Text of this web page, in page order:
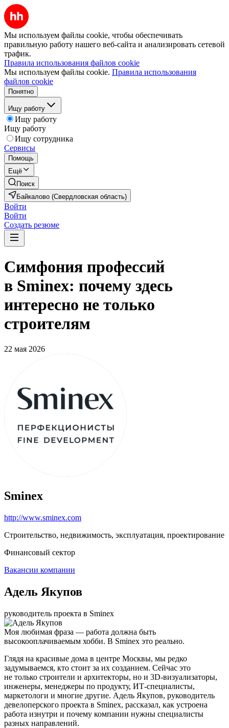
Мы используем файлы cookie, чтобы обеспечивать
правильную работу нашего веб-сайта и анализировать сетевой
трафик.
Правила использования файлов cookie
Мы используем файлы cookie. Правила использования
файлов cookie
Понятно
Ищу работу
Ищу работу
Ищу работу
Ищу сотрудника
Сервисы
Помощь
Ещё
Поиск
Байкалово (Свердловская область)
Войти
Войти
Создать резюме
Симфония профессий
в Sminex: почему здесь
интересно не только
строителям
22 мая 2026
Sminex
http://www.sminex.com
Строительство, недвижимость, эксплуатация, проектирование
Финансовый сектор
Вакансии компании
Адель Якупов
руководитель проекта в Sminex
Моя любимая фраза — работа должна быть
высокооплачиваемым хобби. В Sminex это реально.
Глядя на красивые дома в центре Москвы, мы редко
задумываемся, кто стоит за их созданием. Сейчас это
не только строители и архитекторы, но и 3D-визуализаторы,
инженеры, менеджеры по продукту, ИТ-специалисты,
маркетологи и многие другие. Адель Якупов, руководитель
девелоперского проекта в Sminex, рассказал, как устроена
работа изнутри и почему компании нужны специалисты
разных направлений.